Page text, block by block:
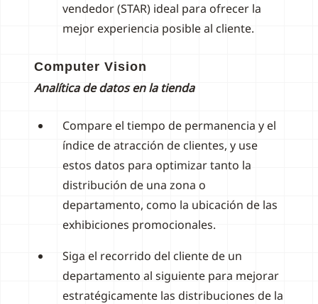
vendedor (STAR) ideal para ofrecer la
mejor experiencia posible al cliente.
Computer Vision
Analítica de datos en la tienda
Compare el tiempo de permanencia y el
índice de atracción de clientes, y use
estos datos para optimizar tanto la
distribución de una zona o
departamento, como la ubicación de las
exhibiciones promocionales.
Siga el recorrido del cliente de un
departamento al siguiente para mejorar
estratégicamente las distribuciones de la